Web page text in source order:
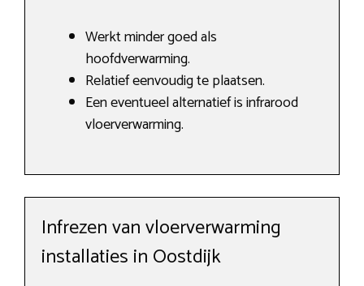
Werkt minder goed als
hoofdverwarming.
Relatief eenvoudig te plaatsen.
Een eventueel alternatief is infrarood
vloerverwarming.
Infrezen van vloerverwarming
installaties in Oostdijk